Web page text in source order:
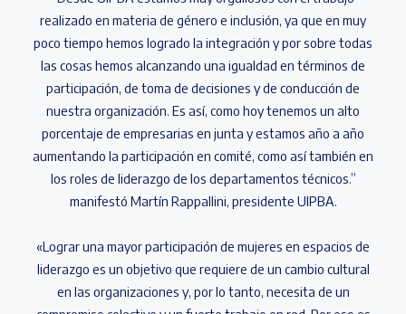
realizado en materia de género e inclusión, ya que en muy
poco tiempo hemos logrado la integración y por sobre todas
las cosas hemos alcanzando una igualdad en términos de
participación, de toma de decisiones y de conducción de
nuestra organización. Es así, como hoy tenemos un alto
porcentaje de empresarias en junta y estamos año a año
aumentando la participación en comité, como así también en
los roles de liderazgo de los departamentos técnicos.”
manifestó Martín Rappallini, presidente UIPBA.
«Lograr una mayor participación de mujeres en espacios de
liderazgo es un objetivo que requiere de un cambio cultural
en las organizaciones y, por lo tanto, necesita de un